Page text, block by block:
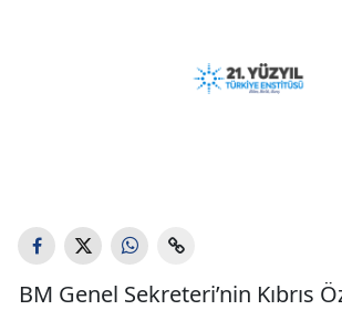
BM Genel Sekreteri’nin Kıbrıs